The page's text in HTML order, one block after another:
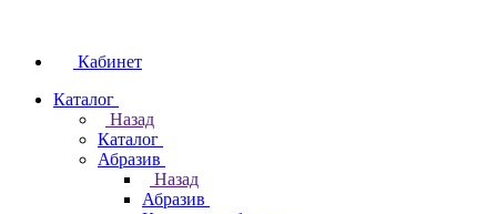
Кабинет
Каталог
Назад
Каталог
Абразив
Назад
Абразив